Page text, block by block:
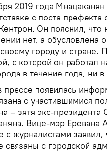
2019 года
с поста префекта
Он пояснил, что
нет, а
городу и стране.
с которой он работал
в течение года, ни
появилась
с участившимися
– зятя экс-президента
Вице-мэр Еревана
с журналистами
связаны с городской